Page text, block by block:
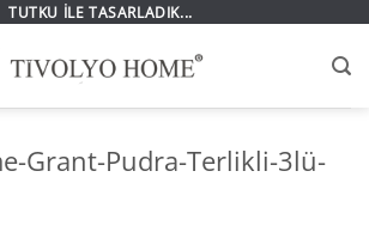
TUTKU İLE TASARLADIK...
Grant-Pudra-Terlikli-3lü-